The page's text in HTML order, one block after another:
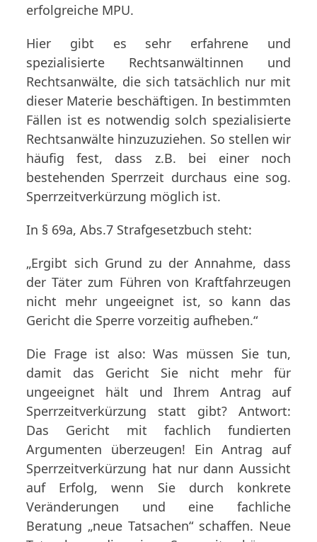
erfolgreiche MPU.
Hier gibt es sehr erfahrene und
spezialisierte Rechtsanwältinnen und
Rechtsanwälte, die sich tatsächlich nur mit
dieser Materie beschäftigen. In bestimmten
Fällen ist es notwendig solch spezialisierte
Rechtsanwälte hinzuzuziehen. So stellen wir
häufig fest, dass z.B. bei einer noch
bestehenden Sperrzeit durchaus eine sog.
Sperrzeitverkürzung möglich ist.
In § 69a, Abs.7 Strafgesetzbuch steht:
„Ergibt sich Grund zu der Annahme, dass
der Täter zum Führen von Kraftfahrzeugen
nicht mehr ungeeignet ist, so kann das
Gericht die Sperre vorzeitig aufheben.“
Die Frage ist also: Was müssen Sie tun,
damit das Gericht Sie nicht mehr für
ungeeignet hält und Ihrem Antrag auf
Sperrzeitverkürzung statt gibt? Antwort:
Das Gericht mit fachlich fundierten
Argumenten überzeugen! Ein Antrag auf
Sperrzeitverkürzung hat nur dann Aussicht
auf Erfolg, wenn Sie durch konkrete
Veränderungen und eine fachliche
Beratung „neue Tatsachen“ schaffen. Neue